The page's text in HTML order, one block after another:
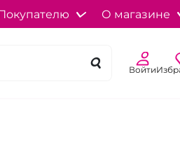
О магазине
Войти